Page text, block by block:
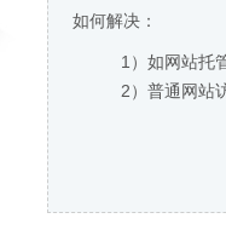
如何解决：
1）如网站托
2）普通网站